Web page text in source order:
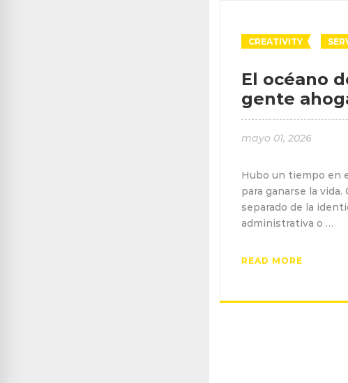
CREATIVITY
El océano
gente
mayo 01, 2026
Hubo un tiempo en
para ganarse la
separado de la
administrativa o …
READ MORE